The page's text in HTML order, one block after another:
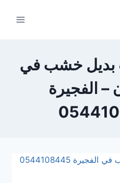
بديل خشب في
– الفجيرة